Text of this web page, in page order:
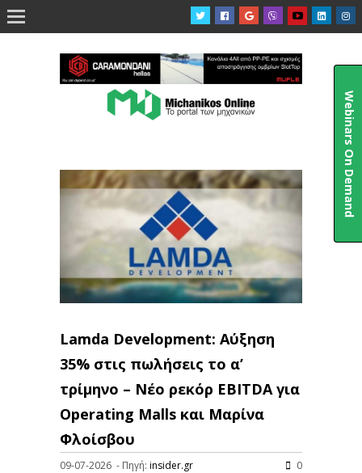

Lamda Development: Αύξηση
35% στις πωλήσεις το α’
τρίμηνο – Νέο ρεκόρ EBITDA για
Operating Malls και Μαρίνα
Φλοίσβου
09-07-2026 - Πηγή: insider.gr 0
Webinars On Demand